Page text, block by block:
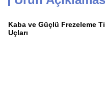
Kaba ve Güçlü Frezeleme
Uçları